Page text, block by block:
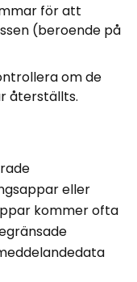
för att
(beroende på
om de
återställts.
eller
kommer ofta